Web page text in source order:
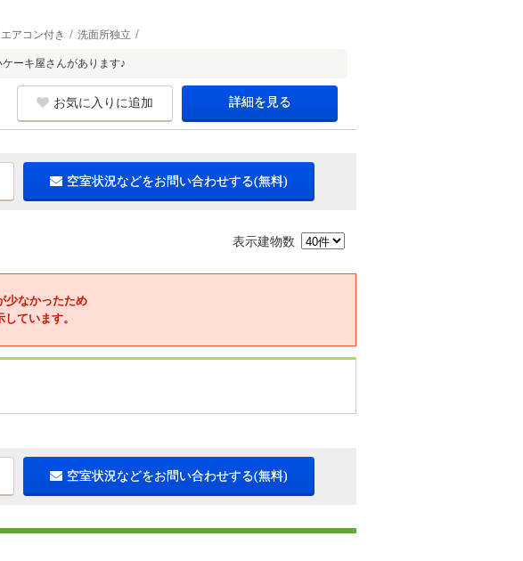
エアコン付き 洗面所独立
ーキ屋さんがあります♪
お気に入りに追加 詳細を見る
空室状況などをお問い合わせする(無料)
表示建物数
少なかったため
ています。
空室状況などをお問い合わせする(無料)